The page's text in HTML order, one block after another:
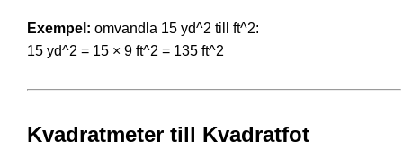
Exempel: omvandla 15 yd^2 till ft^2:
15 yd^2 = 15 × 9 ft^2 = 135 ft^2
Kvadratmeter till Kvadratfot